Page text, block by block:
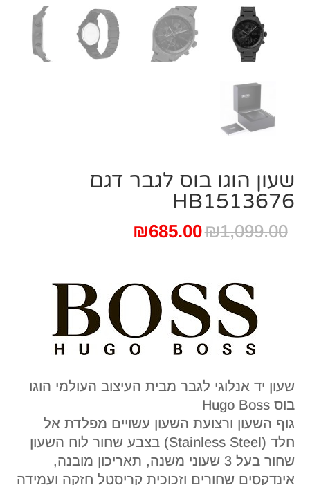
שעון הוגו בוס לגבר דגם
HB1513676
₪1,099.00
המחיר
₪1,099.00.
₪685.00
₪685.00.
שעון יד אנלוגי לגבר מבית העיצוב העולמי הוגו
בוס Hugo Boss
גוף השעון ורצועת השעון עשויים מפלדת אל
חלד (Stainless Steel) בצבע שחור לוח השעון
שחור בעל 3 שעוני משנה, תאריכון מובנה,
אינדקסים שחורים וזכוכית קריסטל חזקה ועמידה